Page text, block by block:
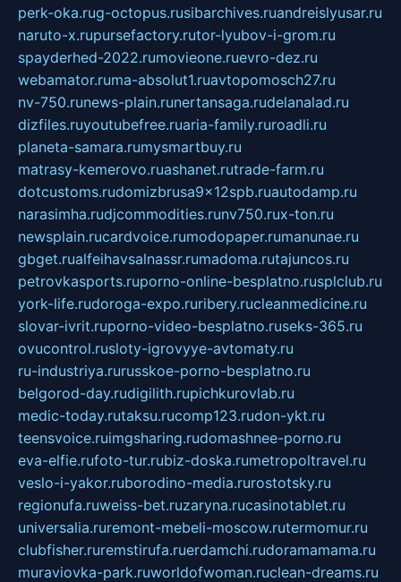
perk-oka.rug-octopus.rusibarchives.ruandreislyusar.ru
naruto-x.rupursefactory.rutor-lyubov-i-grom.ru
spayderhed-2022.rumovieone.ruevro-dez.ru
webamator.ruma-absolut1.ruavtopomosch27.ru
nv-750.runews-plain.runertansaga.rudelanalad.ru
dizfiles.ruyoutubefree.ruaria-family.ruroadli.ru
planeta-samara.rumysmartbuy.ru
matrasy-kemerovo.ruashanet.rutrade-farm.ru
dotcustoms.rudomizbrusa9x12spb.ruautodamp.ru
narasimha.rudjcommodities.runv750.rux-ton.ru
newsplain.rucardvoice.rumodopaper.rumanunae.ru
gbget.rualfeihavsalnassr.rumadoma.rutajuncos.ru
petrovkasports.ruporno-online-besplatno.rusplclub.ru
york-life.rudoroga-expo.ruribery.rucleanmedicine.ru
slovar-ivrit.ruporno-video-besplatno.ruseks-365.ru
ovucontrol.rusloty-igrovyye-avtomaty.ru
ru-industriya.rurusskoe-porno-besplatno.ru
belgorod-day.rudigilith.rupichkurovlab.ru
medic-today.rutaksu.rucomp123.rudon-ykt.ru
teensvoice.ruimgsharing.rudomashnee-porno.ru
eva-elfie.rufoto-tur.rubiz-doska.rumetropoltravel.ru
veslo-i-yakor.ruborodino-media.rurostotsky.ru
regionufa.ruweiss-bet.ruzaryna.rucasinotablet.ru
universalia.ruremont-mebeli-moscow.rutermomur.ru
clubfisher.ruremstirufa.ruerdamchi.rudoramamama.ru
muraviovka-park.ruworldofwoman.ruclean-dreams.ru